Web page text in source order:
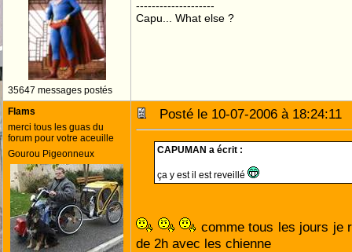
35647 messages postés
--------------------
Capu... What else ?
Flams
merci tous les guas du
forum pour votre aceuille
Gourou Pigeonneux
Posté le 10-07-2006 à
CAPUMAN a écrit :
ça y est il est reveillé
comme tous les jours je
de 2h avec les chienne